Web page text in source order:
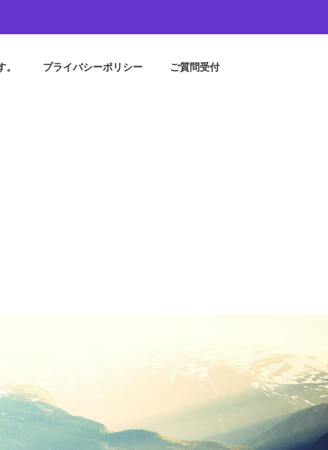
プライバシーポリシー ご質問受付